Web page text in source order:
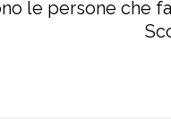
le persone che